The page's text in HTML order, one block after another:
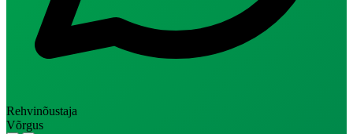
Rehvinõustaja
Võrgus